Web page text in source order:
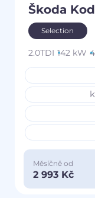
Škoda
Selection
2.0TDI 142 kW
Měsíčně od
2 993 Kč